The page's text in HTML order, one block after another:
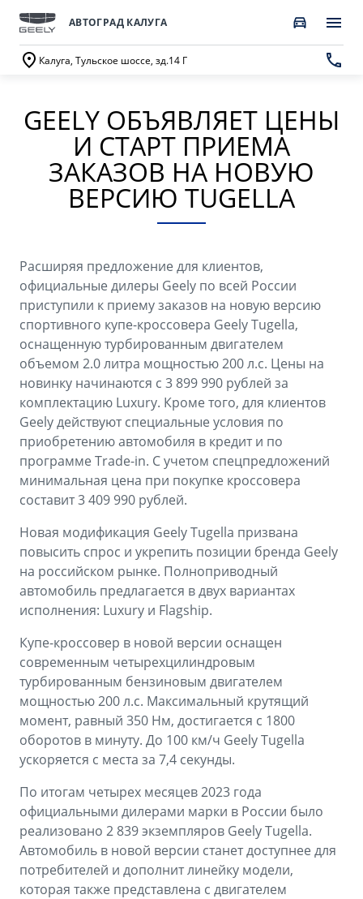
АВТОГРАД КАЛУГА
Калуга, Тульское шоссе, зд.14 Г
МОДЕЛИ
CITYRAY
от 2 599 990 ₽*
ATLAS
от 3 189 990 ₽*
OKAVANGO
от 3 429 990 ₽*
MONJARO
от 4 349 990 ₽*
PREFACE
от 3 079 990 ₽*
GEELY EX5
от 3 769 990 ₽*
ПОКУПАТЕЛЯМ
ВЫБОР И ПОКУПКА
Автомобили в наличии
Получить персональное предложение
Записаться на тест-драйв
Трейд-ин
Аксессуары
Зарядные устройства
ФИНАНСЫ И УСЛУГИ
Автокредит
Страхование
GEELY Лизинг
ВЛАДЕЛЬЦАМ
СЕРВИС
Запись в сервисный центр
Техническое обслуживание
Калькулятор ТО
Ценности сервиса Geely
Руководство по эксплуатации
Советы по эксплуатации
Спецпредложения
ПОДДЕРЖКА
Помощь на дорогах
Сервисная книжка
Вопросы и ответы
О КОМПАНИИ
О бренде GEELY
О дилерском центре
Наша команда
Правовая информация
Контакты
GEELY ОБЪЯВЛЯЕТ ЦЕНЫ
И СТАРТ ПРИЕМА
ЗАКАЗОВ НА НОВУЮ
ВЕРСИЮ TUGELLA
Расширяя предложение для клиентов,
официальные дилеры Geely по всей России
приступили к приему заказов на новую версию
спортивного купе-кроссовера Geely Тugella,
оснащенную турбированным двигателем
объемом 2.0 литра мощностью 200 л.с. Цены на
новинку начинаются с 3 899 990 рублей за
комплектацию Luxury. Кроме того, для клиентов
Geely действуют специальные условия по
приобретению автомобиля в кредит и по
программе Trade-in. С учетом спецпредложений
минимальная цена при покупке кроссовера
составит 3 409 990 рублей.
Новая модификация Geely Тugella призвана
повысить спрос и укрепить позиции бренда Geely
на российском рынке. Полноприводный
автомобиль предлагается в двух вариантах
исполнения: Luxury и Flagship.
Купе-кроссовер в новой версии оснащен
современным четырехцилиндровым
турбированным бензиновым двигателем
мощностью 200 л.с. Максимальный крутящий
момент, равный 350 Нм, достигается с 1800
оборотов в минуту. До 100 км/ч Geely Тugella
ускоряется с места за 7,4 секунды.
По итогам четырех месяцев 2023 года
официальными дилерами марки в России было
реализовано 2 839 экземпляров Geely Tugella.
Автомобиль в новой версии станет доступнее для
потребителей и дополнит линейку модели,
которая также представлена с двигателем